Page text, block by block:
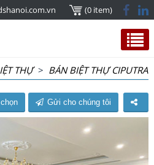
(0 item)
THỰ> BÁN BIỆT THỰ CIPUTRA
Gửi cho chúng tôi